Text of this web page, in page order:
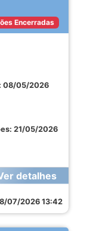
Encerradas
08/05/2026
21/05/2026
detalhes
07/2026 13:42